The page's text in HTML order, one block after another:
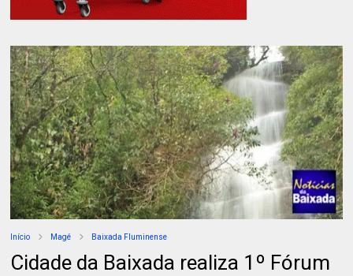
Início Magé Baixada Fluminense
Cidade da Baixada realiza 1º Fórum